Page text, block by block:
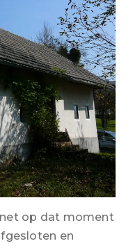
op dat moment
en